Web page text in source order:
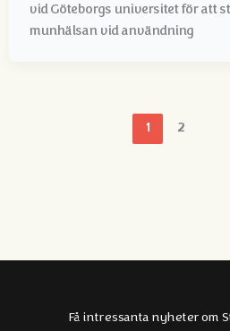
vid Göteborgs universitet för att
munhälsan vid användning
1 2
Få intressanta nyheter om